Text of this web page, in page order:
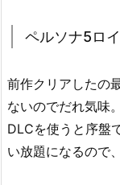
ペルソナ5ロ
前作クリアしたの
ないのでだれ気味。
DLCを使うと序盤
い放題になるので